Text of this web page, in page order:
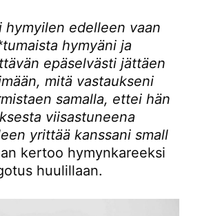
hymyilen edelleen vaan
hymyäni ja
epäselvästi jättäen
mitä vastaukseni
samalla, ettei hän
viisastuneena
yrittää kanssani small
kertoo hymynkareeksi
huulillaan.